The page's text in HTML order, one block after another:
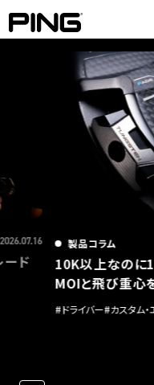
2026.07.16
ード
製品コラム
10K以上なのに
MOIと飛び重心
#ドライバー#カスタム